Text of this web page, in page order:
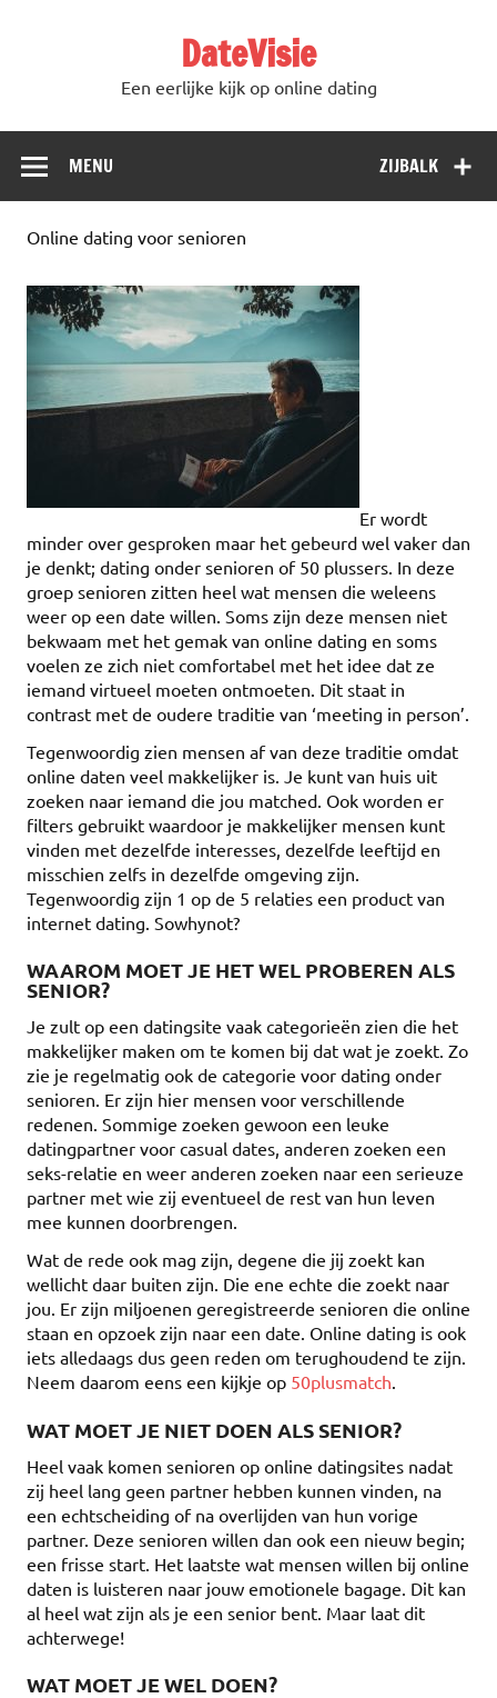
DateVisie
Een eerlijke kijk op online dating
ZIJBALK
MENU
Online dating voor senioren
Er wordt
minder over gesproken maar het gebeurd wel vaker dan
je denkt; dating onder senioren of 50 plussers. In deze
groep senioren zitten heel wat mensen die weleens
weer op een date willen. Soms zijn deze mensen niet
bekwaam met het gemak van online dating en soms
voelen ze zich niet comfortabel met het idee dat ze
iemand virtueel moeten ontmoeten. Dit staat in
contrast met de oudere traditie van ‘meeting in person’.
Tegenwoordig zien mensen af van deze traditie omdat
online daten veel makkelijker is. Je kunt van huis uit
zoeken naar iemand die jou matched. Ook worden er
filters gebruikt waardoor je makkelijker mensen kunt
vinden met dezelfde interesses, dezelfde leeftijd en
misschien zelfs in dezelfde omgeving zijn.
Tegenwoordig zijn 1 op de 5 relaties een product van
internet dating. Sowhynot?
WAAROM MOET JE HET WEL PROBEREN ALS
SENIOR?
Je zult op een datingsite vaak categorieën zien die het
makkelijker maken om te komen bij dat wat je zoekt. Zo
zie je regelmatig ook de categorie voor dating onder
senioren. Er zijn hier mensen voor verschillende
redenen. Sommige zoeken gewoon een leuke
datingpartner voor casual dates, anderen zoeken een
seks-relatie en weer anderen zoeken naar een serieuze
partner met wie zij eventueel de rest van hun leven
mee kunnen doorbrengen.
Wat de rede ook mag zijn, degene die jij zoekt kan
wellicht daar buiten zijn. Die ene echte die zoekt naar
jou. Er zijn miljoenen geregistreerde senioren die online
staan en opzoek zijn naar een date. Online dating is ook
iets alledaags dus geen reden om terughoudend te zijn.
Neem daarom eens een kijkje op 50plusmatch.
WAT MOET JE NIET DOEN ALS SENIOR?
Heel vaak komen senioren op online datingsites nadat
zij heel lang geen partner hebben kunnen vinden, na
een echtscheiding of na overlijden van hun vorige
partner. Deze senioren willen dan ook een nieuw begin;
een frisse start. Het laatste wat mensen willen bij online
daten is luisteren naar jouw emotionele bagage. Dit kan
al heel wat zijn als je een senior bent. Maar laat dit
achterwege!
WAT MOET JE WEL DOEN?